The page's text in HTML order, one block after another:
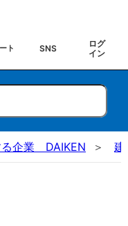
ト SNS
ログ
イン
る企業 DAIKEN 建